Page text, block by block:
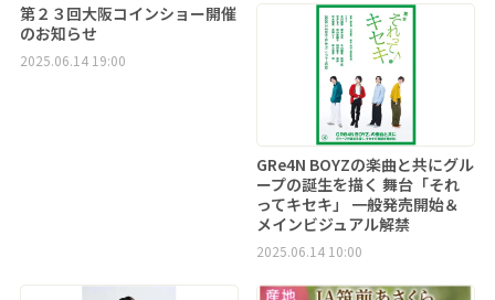
第２３回大阪コインショー開催
のお知らせ
2025.06.14 19:00
GRe4N BOYZの楽曲と共にグル
ープの誕生を描く 舞台「それ
ってキセキ」 一般発売開始＆
メインビジュアル解禁
2025.06.14 10:00